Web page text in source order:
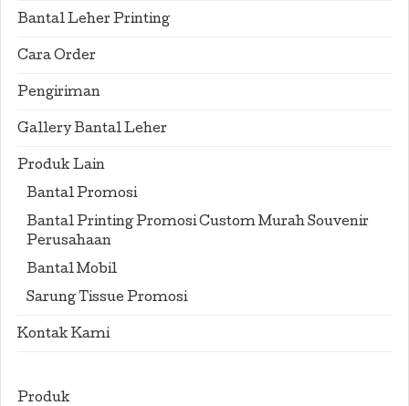
Bantal Leher Printing
Cara Order
Pengiriman
Gallery Bantal Leher
Produk Lain
Bantal Promosi
Bantal Printing Promosi Custom Murah Souvenir
Perusahaan
Bantal Mobil
Sarung Tissue Promosi
Kontak Kami
Produk